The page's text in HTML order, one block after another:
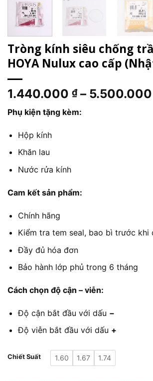
Tròng kính siêu chống
HOYA Nulux cao cấp
1.440.000 ₫ – 5.500.000
Phụ kiện tặng kèm:
Hộp kính
Khăn lau
Nước rửa kính
Cam kết sản phẩm:
Chính hãng
Kiểm tra tem seal, bao bì trước khi
Đầy đủ hóa đơn
Bảo hành lớp phủ trong 6 tháng
Cách chọn độ cận – viễn:
Độ cận bắt đầu với dấu −
Độ viễn bắt đầu với dấu +
Chiết Suất 1.60 1.67 1.74